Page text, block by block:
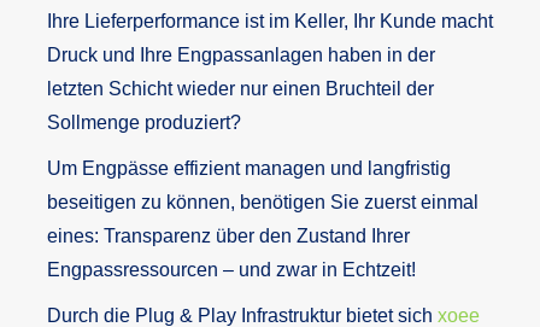
Ihre Lieferperformance ist im Keller, Ihr Kunde macht
Druck und Ihre Engpassanlagen haben in der
letzten Schicht wieder nur einen Bruchteil der
Sollmenge produziert?
Um Engpässe effizient managen und langfristig
beseitigen zu können, benötigen Sie zuerst einmal
eines: Transparenz über den Zustand Ihrer
Engpassressourcen – und zwar in Echtzeit!
Durch die Plug & Play Infrastruktur bietet sich xoee